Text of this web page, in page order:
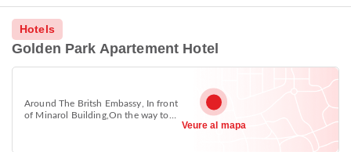
Hotels
Golden Park Apartement Hotel
Around The Britsh Embassy, In front
of Minarol Building,On the way to
Veure al mapa